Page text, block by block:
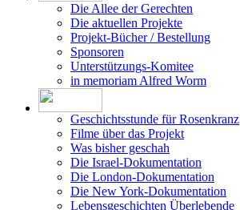
Die Allee der Gerechten
Die aktuellen Projekte
Projekt-Bücher / Bestellung
Sponsoren
Unterstützungs-Komitee
in memoriam Alfred Worm
Geschichtsstunde für Rosenkranz
Filme über das Projekt
Was bisher geschah
Die Israel-Dokumentation
Die London-Dokumentation
Die New York-Dokumentation
Lebensgeschichten Überlebende